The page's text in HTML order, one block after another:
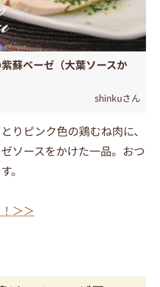
蘇ベーゼ（大葉ソースか
shinkuさん
りピンク色の鶏むね肉に、
ソースをかけた一品。おつ
。
＞＞